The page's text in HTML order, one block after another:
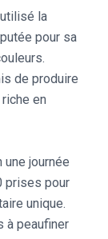
la
pour sa
de produire
en
une journée
prises pour
unique.
à peaufiner